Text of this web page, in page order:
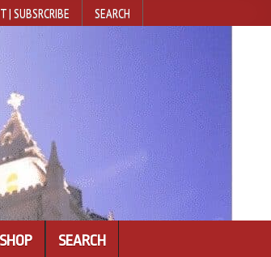
| SUBSRCRIBE SEARCH
SEARCH